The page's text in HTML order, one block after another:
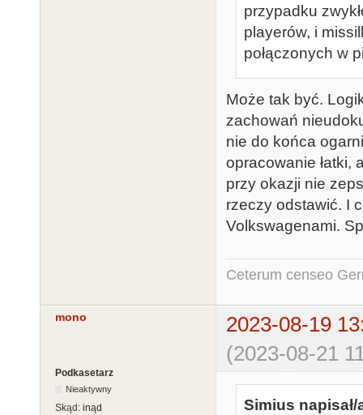
przypadku
playerów, i
połączonych w
Może tak być.
zachowań
nie do końca
opracowanie łatki,
przy okazji nie
rzeczy odstawić. I
Volkswagenami.
Ceterum censeo
mono
2023-08-19
(2023-08-21
Podkasetarz
Nieaktywny
Skąd: inąd
Simius napisał/